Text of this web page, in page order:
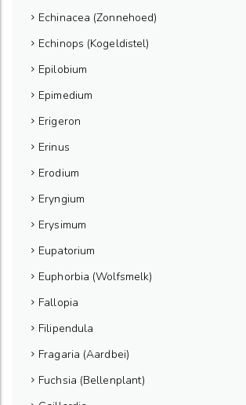
Echinacea (Zonnehoed)
Echinops (Kogeldistel)
Epilobium
Epimedium
Erigeron
Erinus
Erodium
Eryngium
Erysimum
Eupatorium
Euphorbia (Wolfsmelk)
Fallopia
Filipendula
Fragaria (Aardbei)
Fuchsia (Bellenplant)